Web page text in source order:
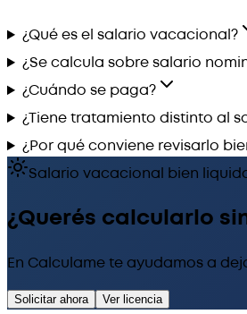
¿Qué es el salario vacacional?
¿Se calcula sobre salario
¿Cuándo se paga?
¿Tiene tratamiento distinto al
¿Por qué conviene revisarlo
Salario vacacional bien
¿Querés calcularlo
En Calculame te ayudamos a
Solicitar ahora Ver licencia